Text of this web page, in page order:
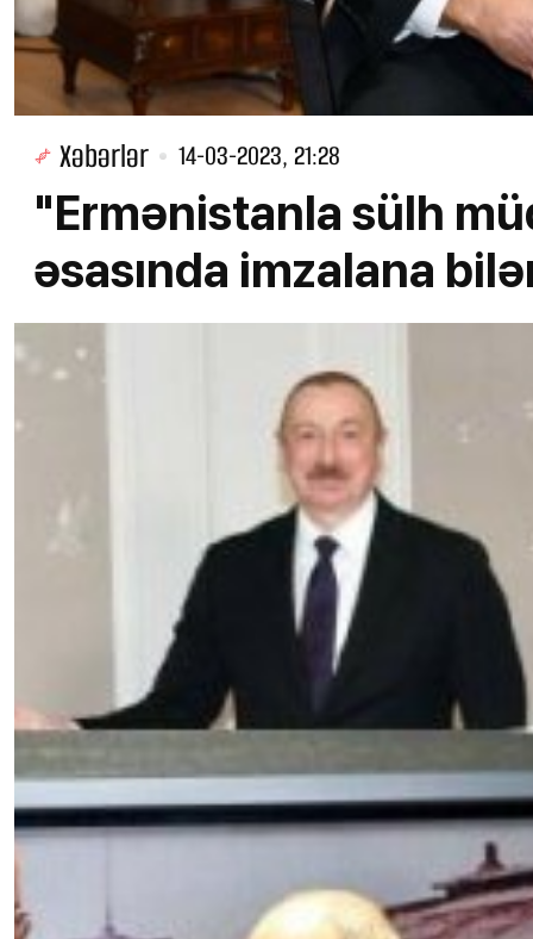
Xəbərlər 14-03-2023, 21:28
"Ermənistanla sülh
əsasında imzalana